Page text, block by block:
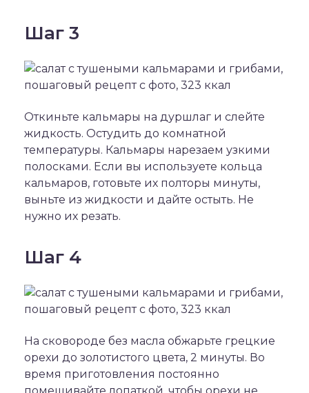
Шаг 3
Откиньте кальмары на дуршлаг и слейте
жидкость. Остудить до комнатной
температуры. Кальмары нарезаем узкими
полосками. Если вы используете кольца
кальмаров, готовьте их полторы минуты,
выньте из жидкости и дайте остыть. Не
нужно их резать.
Шаг 4
На сковороде без масла обжарьте грецкие
орехи до золотистого цвета, 2 минуты. Во
время приготовления постоянно